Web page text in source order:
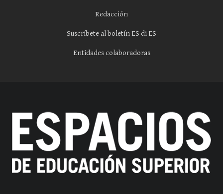
Redacción
Suscríbete al boletín ES di ES
Entidades colaboradoras